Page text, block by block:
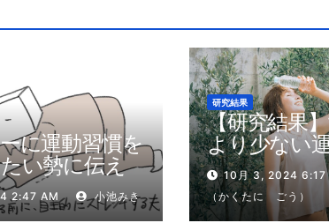
に運動習慣を
い勢に伝え
の筋肉量を
た5ステップ
2:47 AM 小池みき
研究結果
【研究結果
より少ない
健康効果を
10月 3, 2024 6:17
（かくたに ごう）